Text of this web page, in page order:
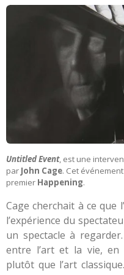
Untitled Event, est une
par John Cage. Cet
premier Happening.
Cage cherchait à ce
l’expérience du
un spectacle à
entre l’art et la vie, en
plutôt que l’art